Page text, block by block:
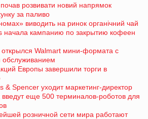
розвивати новий напрямок
за паливо
виводить на ринок органічний чай
начала кампанию по закрытию кофеен
открылся Walmart мини-формата с
обслуживанием
Европы завершили торги в
& Spencer уходит маркетинг-директор
введут еще 500 терминалов-роботов для
розничной сети мира работают